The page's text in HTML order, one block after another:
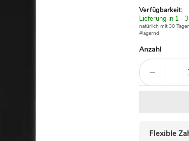
Verfügbarkeit:
Verfügbar
-
Lieferung in 1 -
natürlich mit 30
#lagernd
Anzahl
Flexible